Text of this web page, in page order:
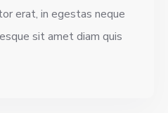
erat, in egestas neque
sit amet diam quis